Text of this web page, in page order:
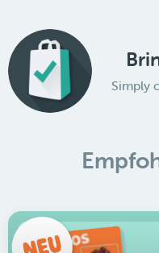
Simply